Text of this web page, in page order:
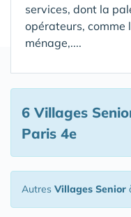
services, dont la
opérateurs, comme
ménage,....
6 Villages
Paris 4e
Autres Villages Senior